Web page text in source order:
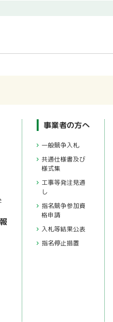
事業者の方へ
一般競争入札
共通仕様書及び
様式集
工事等発注見通
し
指名競争参加資
格申請
入札等結果公表
指名停止措置